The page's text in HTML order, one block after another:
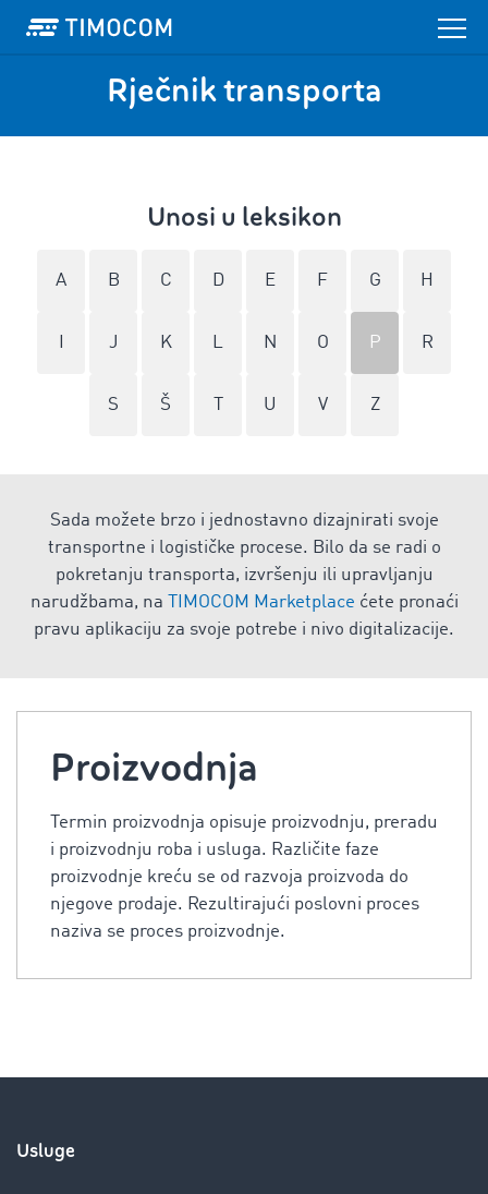
Rječnik transporta
Unosi u leksikon
A B C D E F G H
J K L N O P R
S Š U V Z
Sada možete brzo i jednostavno dizajnirati svoje
transportne i logističke procese. Bilo da se radi o
pokretanju transporta, izvršenju ili upravljanju
narudžbama, na
TIMOCOM Marketplace ćete pronaći
pravu aplikaciju za svoje potrebe i nivo digitalizacije.
Proizvodnja
Termin proizvodnja opisuje proizvodnju, preradu
i proizvodnju roba i usluga. Različite faze
proizvodnje kreću se od razvoja proizvoda do
njegove prodaje. Rezultirajući poslovni proces
naziva se proces proizvodnje.
Usluge